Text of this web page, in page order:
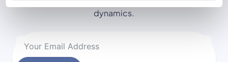
dynamics.